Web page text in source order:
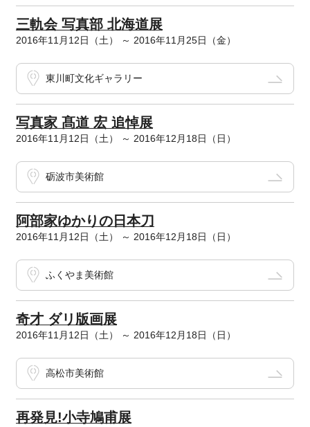
三軌会 写真部 北海道展
2016年11月12日（土） ～ 2016年11月25日（金）
東川町文化ギャラリー
写真家 髙道 宏 追悼展
2016年11月12日（土） ～ 2016年12月18日（日）
砺波市美術館
阿部家ゆかりの日本刀
2016年11月12日（土） ～ 2016年12月18日（日）
ふくやま美術館
奇才 ダリ版画展
2016年11月12日（土） ～ 2016年12月18日（日）
高松市美術館
再発見!小寺鳩甫展